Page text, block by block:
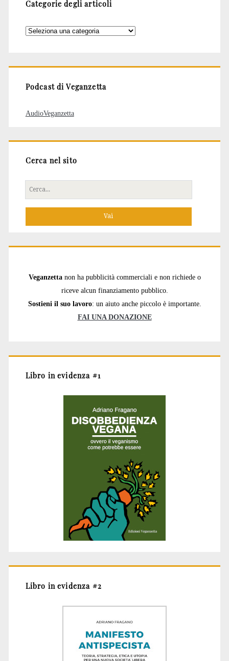
Categorie degli articoli
Categorie
Podcast di Veganzetta
AudioVeganzetta
Cerca nel sito
Cerca
per:
Veganzetta non ha pubblicità commerciali e non richiede o
riceve alcun finanziamento pubblico.
Sostieni il suo lavoro: un aiuto anche piccolo è importante.
FAI UNA DONAZIONE
Libro in evidenza #1
Libro in evidenza #2